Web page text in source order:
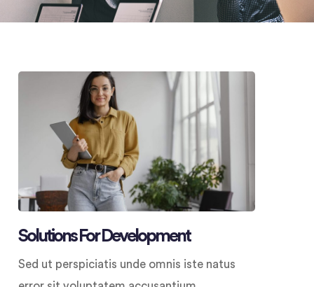
Solutions For Development
Sed ut perspiciatis unde omnis iste natus